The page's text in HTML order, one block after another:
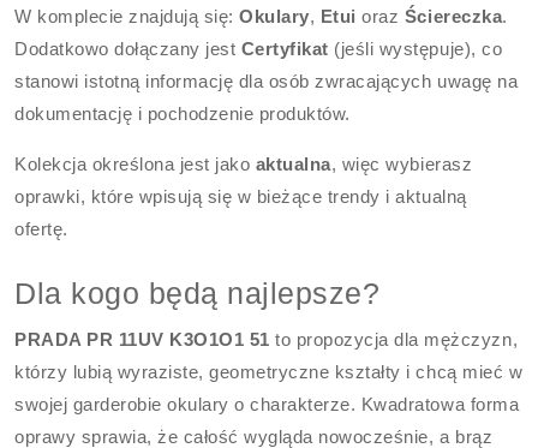
W komplecie znajdują się:Okulary, Etui oraz Ściereczka.
Dodatkowo dołączany jest Certyfikat (jeśli występuje), co
stanowi istotną informację dla osób zwracających uwagę na
dokumentację i pochodzenie produktów.
Kolekcja określona jest jako aktualna, więc wybierasz
oprawki, które wpisują się w bieżące trendy i aktualną
ofertę.
Dla kogo będą najlepsze?
PRADA PR 11UV K3O1O1 51 to propozycja dla mężczyzn,
którzy lubią wyraziste, geometryczne kształty i chcą mieć w
swojej garderobie okulary o charakterze. Kwadratowa forma
oprawy sprawia, że całość wygląda nowocześnie, a brąz